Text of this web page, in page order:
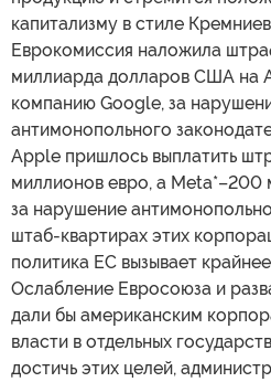
капитализму в стиле
Еврокомиссия наложила
миллиарда долларов США на
компанию Google, за
антимонопольного
Apple пришлось выплатить
миллионов евро, а Meta*–200
за нарушение
штаб-квартирах этих
политика ЕС вызывает
Ослабление Евросоюза и
дали бы американским
власти в отдельных
достичь этих целей,